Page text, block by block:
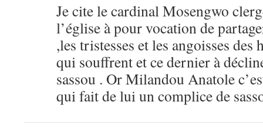
Je cite le cardinal Mosengwo
l’église à pour vocation de
,les tristesses et les angoisses des
qui souffrent et ce dernier à
sassou . Or Milandou Anatole
qui fait de lui un complice de